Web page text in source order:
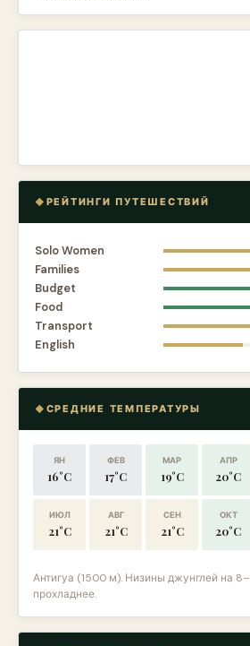
РЕЙТИНГИ ПУТЕШЕСТВИЙ
Solo Women
Families
Budget
Food
Transport
English
СРЕДНИЕ ТЕМПЕРАТУРЫ
ЯН
16°C
ФЕВ
17°C
МАР
19°C
АПР
20°C
ИЮЛ
21°C
АВГ
21°C
СЕН
21°C
ОКТ
20°C
Антигуа (1500 м). Низины джунглей на
прохладнее.